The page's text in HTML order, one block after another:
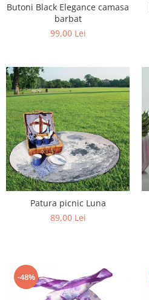
Butoni Black Elegance camasa
barbat
99,00 Lei
Patura picnic Luna
89,00 Lei
-48%